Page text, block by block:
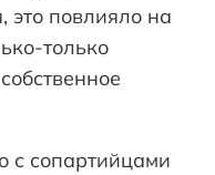
это повлияло на
только
с сопартийцами